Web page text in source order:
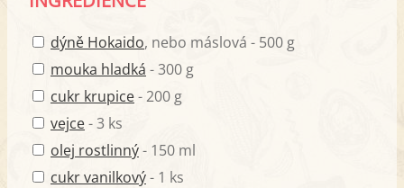
dýně Hokaido, nebo máslová - 500 g
mouka hladká - 300 g
cukr krupice- 200 g
vejce- 3 ks
olej rostlinný- 150 ml
cukr vanilkový- 1 ks